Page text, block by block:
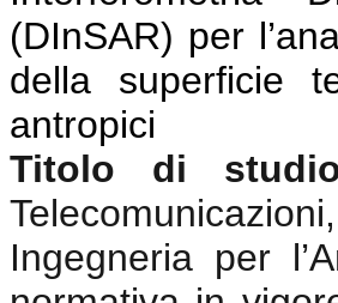
(DInSAR) per
della superficie
antropici
Titolo di
Ingegneria per